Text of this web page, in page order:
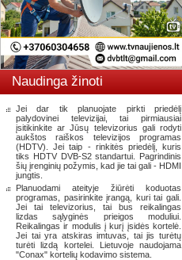
Naudinga žinoti
Jei dar tik planuojate pirkti priedėlį
palydovinei televizijai, tai pirmiausiai
įsitikinkite ar Jūsų televizorius gali rodyti
aukštos raiškos televizijos programas
(HDTV). Jei taip - rinkitės priedėlį, kuris
tiks HDTV DVB-S2 standartui. Pagrindinis
šių įrenginių požymis, kad jie tai gali - HDMI
jungtis.
Planuodami ateityje žiūrėti koduotas
programas, pasirinkite įrangą, kuri tai gali.
Jei tai televizorius, tai bus reikalingas
lizdas sąlyginės prieigos moduliui.
Reikalingas ir modulis į kurį įsidės kortelė.
Jei tai yra atskiras imtuvas, tai jis turėtų
turėti lizdą kortelei. Lietuvoje naudojama
"Conax" kortelių kodavimo sistema.